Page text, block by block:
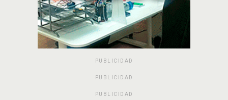
PUBLICIDAD
PUBLICIDAD
PUBLICIDAD